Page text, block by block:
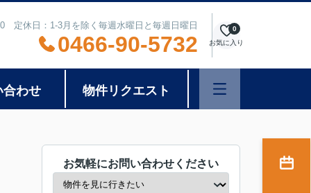
定休日：1-3月を除く毎週水曜日と毎週日曜日
0466-90-5732 お気に入り
0
合わせ 物件リクエスト
お気軽にお問い合わせください